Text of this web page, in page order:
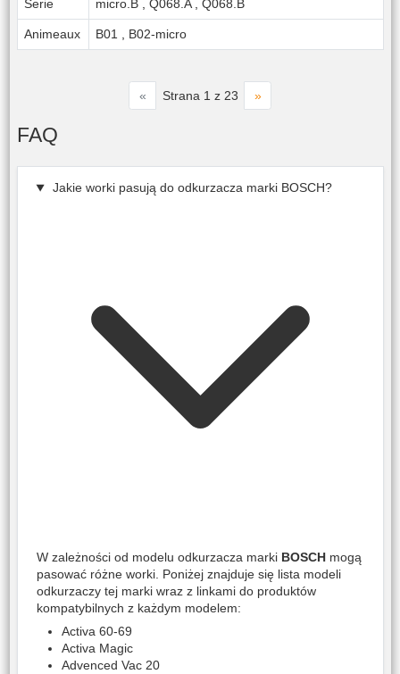
Serie
micro.B, Q068.A, Q068.B
Animeaux B01 , B02-micro
« Strana 1 z 23 »
FAQ
Jakie worki pasują do odkurzacza marki BOSCH?
W zależności od modelu odkurzacza marki BOSCHmogą
pasować różne worki. Poniżej znajduje się lista modeli
odkurzaczy tej marki wraz z linkami do produktów
kompatybilnych z każdym modelem:
Activa 60-69
Activa Magic
Advenced Vac 20